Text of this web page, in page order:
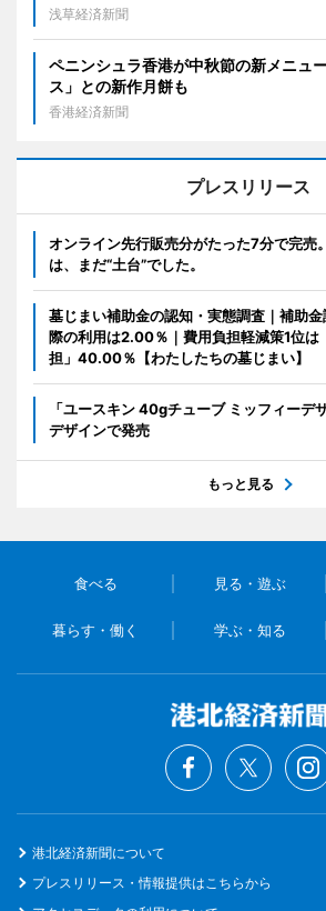
浅草経済新聞
ペニンシュラ香港が中秋節の新メニュ
ス」との新作月餅も
香港経済新聞
プレスリリース
オンライン先行販売分がたった7分で完売
は、まだ“土台”でした。
墓じまい補助金の認知・実態調査｜補助
際の利用は2.00％｜費用負担軽減策1位は
担」40.00％【わたしたちの墓じまい】
「ユースキン 40gチューブ ミッフィー
デザインで発売
もっと見る
食べる 見る・遊ぶ
暮らす・働く 学ぶ・知る
港北経済新聞について
プレスリリース・情報提供はこちらから